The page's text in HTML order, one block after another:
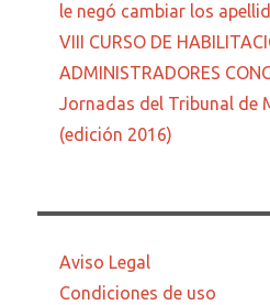
le negó cambiar los
VIII CURSO DE
ADMINISTRADORES
Jornadas del Tribunal de
(edición 2016)
Aviso Legal
Condiciones de uso